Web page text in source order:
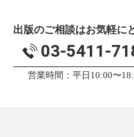
出版のご相談はお気軽に
03-5411-
営業時間：平日10:00〜